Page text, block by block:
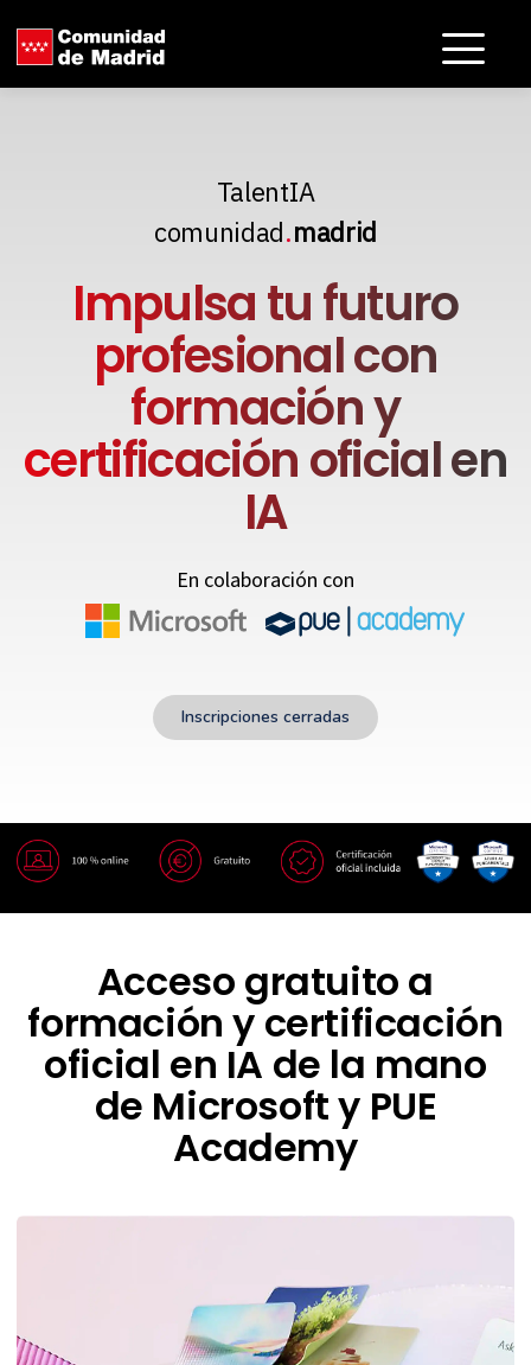
TalentIA
comunidad.madrid
Impulsa tu futuro
profesional con
formacióny
certificación oficial en
IA
En colaboración con
Inscripciones cerradas
Acceso gratuito a
formación y certificación
oficial en IA de la mano
de Microsoft y PUE
Academy